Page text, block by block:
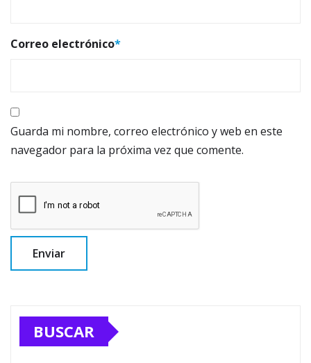
Correo electrónico*
Guarda mi nombre, correo electrónico y web en este
navegador para la próxima vez que comente.
BUSCAR